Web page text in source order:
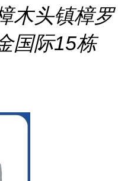
木头镇樟罗
国际15栋